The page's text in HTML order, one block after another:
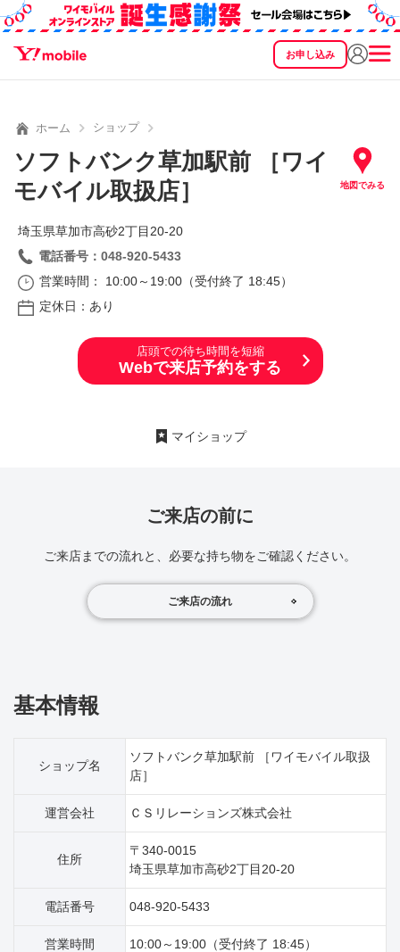
お申し込み
SEARCH
ホーム ショップ
ソフトバンク草加駅前 ［ワイ
モバイル取扱店］
地図でみる
埼玉県草加市高砂2丁目20‐20
電話番号：048-920-5433
営業時間： 10:00～19:00（受付終了 18:45）
定休日：あり
店頭での待ち時間を短縮
Webで来店予約をする
マイショップ
ご来店の前に
ご来店までの流れと、必要な持ち物をご確認ください。
ご来店の流れ
基本情報
ショップ名
ソフトバンク草加駅前 ［ワイモバイル取扱
店］
運営会社 ＣＳリレーションズ株式会社
住所
〒340-0015
埼玉県草加市高砂2丁目20‐20
電話番号 048-920-5433
営業時間 10:00～19:00（受付終了 18:45）